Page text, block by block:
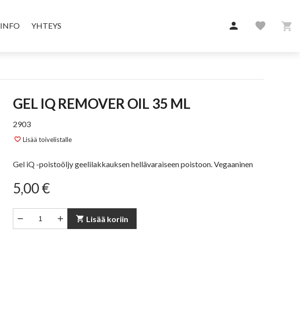
INFO YHTEYS  favorite 
GEL IQ REMOVER OIL 35 ML
2903
favorite_border Lisää toivelistalle
Gel iQ -poistoöljy geelilakkauksen hellävaraiseen poistoon. Vegaaninen
5,00 €
  shopping_cart Lisää koriin